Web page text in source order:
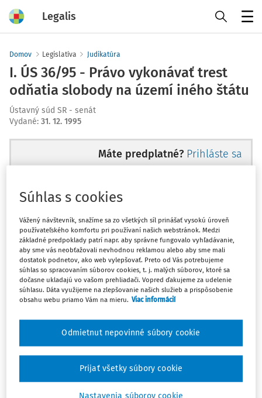
Legalis
Domov Legislatíva Judikatúra
I. ÚS 36/95 - Právo vykonávať trest
odňatia slobody na území iného štátu
Ústavný súd SR - senát
Vydané: 31. 12. 1995
Máte predplatné? Prihláste sa
Ups, zatiaľ ste si prečítali len
začiatok...
Celý odborný obsah z tejto oblasti je
dostupný predplatiteľom portálu.
Odomknite si prístup k odbornému
obsahu a získajte prístup na 10 dní
zdarma, stačí sa len zaregistrovať.
Vďaka registrácii získate prístup aj k
Súhlas s cookies
Vážený návštevník, snažíme sa zo všetkých síl prinášať vysokú úroveň
používateľského komfortu pri používaní našich webstránok. Medzi
základné predpoklady patrí napr. aby správne fungovalo vyhľadávanie,
aby sme vás neobťažovali nevhodnou reklamou alebo aby sme mali
dostatok podnetov, ako web vylepšovať. Preto od Vás potrebujeme
súhlas so spracovaním súborov cookies, t. j. malých súborov, ktoré sa
dočasne ukladajú vo vašom prehliadači. Vopred ďakujeme za udelenie
súhlasu. Dáta využijeme na zlepšovanie našich služieb a prispôsobenie
obsahu webu priamo Vám na mieru. Viac informácií
Odmietnut nepovinné súbory cookie
Prijať všetky súbory cookie